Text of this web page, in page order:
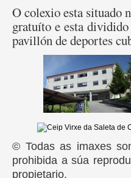
O colexio esta situado
gratuíto e esta
pavillón de deportes
© Todas as imaxes
prohibida a súa
propietario.